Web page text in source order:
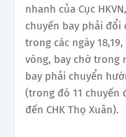
nhanh của Cục
chuyến bay phải đổi
trong các ngày
vòng, bay chờ trong
bay phải chuyển
(trong đó 11 chuyến
đến CHK Thọ Xuân).